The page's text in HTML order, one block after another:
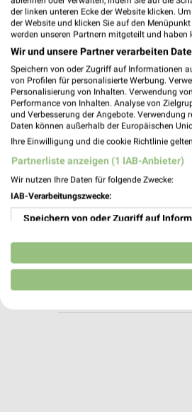
BÄR Outlet
74321
Heute 09:00 -
496,46 km
DEICHMANN
Heute 09:00
der linken unteren Ecke der Website klicken.
der Website und klicken Sie auf den
werden unseren Partnern mitgeteilt und haben
Wir und unsere Partner verarbeiten
Speichern von oder Zugriff auf Informationen
von Profilen für personalisierte Werbung.
Personalisierung von Inhalten. Verwendung
Performance von Inhalten. Analyse von
und Verbesserung der Angebote. Verwendung
Daten können außerhalb der Europäischen
Ihre Einwilligung und die cookie Richtlinie
Partnerliste anzeigen (1 IAB-Anbieter)
Wir nutzen Ihre Daten für folgende Zwecke:
IAB-Verarbeitungszwecke:
Speichern von oder Zugriff auf
Verwendung reduzierter Daten zur
Erstellung von Profilen für